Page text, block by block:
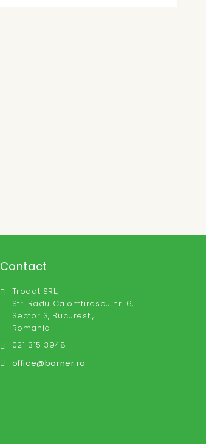
Contact
Trodat SRL,
Str. Radu Calomfirescu nr. 6,
Sector 3, Bucuresti,
Romania
021 315 3948
office@borner.ro